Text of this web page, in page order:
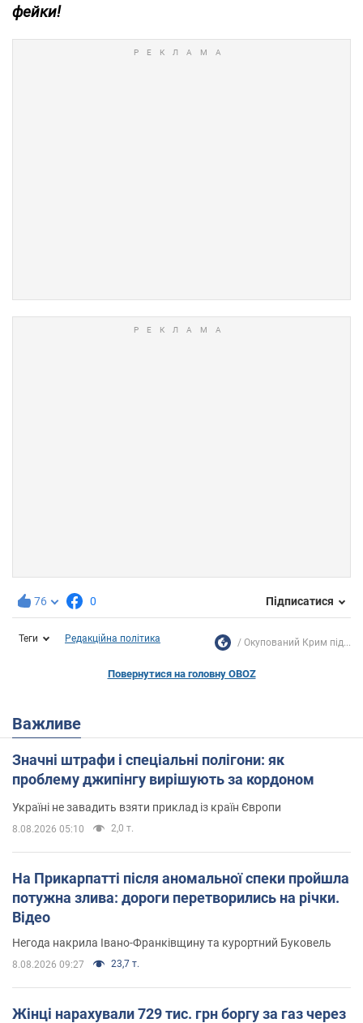
фейки!
76 0 Підписатися
Теги Редакційна політика Окупований Крим під...
Повернутися на головну OBOZ
Важливе
Значні штрафи і спеціальні полігони: як
проблему джипінгу вирішують за кордоном
Україні не завадить взяти приклад із країн Європи
8.08.2026 05:10 2,0 т.
На Прикарпатті після аномальної спеки пройшла
потужна злива: дороги перетворились на річки.
Відео
Негода накрила Івано-Франківщину та курортний Буковель
8.08.2026 09:27 23,7 т.
Жінці нарахували 729 тис. грн боргу за газ через